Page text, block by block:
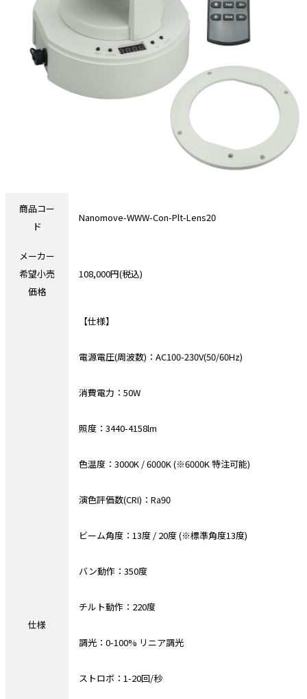
商品コー
ド
Nanomove-WWW-Con-Plt-Lens20
メーカー
希望小売
価格
108,000円(税込)
仕様
【仕様】
電源電圧(周波数)：AC100-230V(50/60Hz)
消費電力：50W
照度：3440-4158lm
色温度：3000K / 6000K (※6000K 特注可能)
演色評価数(CRI)：Ra90
ビーム角度：13度 / 20度 (※標準角度13度)
バン動作：350度
チルト動作：220度
調光：0-100% リニア調光
ストロボ：1-20回/秒